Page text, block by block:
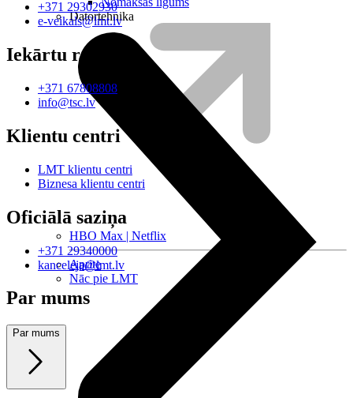
HBO Max | Netflix
Aprite
Nāc pie LMT
Datortehnika
+371 29302930
e-veikals@lmt.lv
Iekārtu remonts
+371 67808808
info@tsc.lv
Klientu centri
LMT klientu centri
Biznesa klientu centri
Oficiālā saziņa
+371 29340000
kanceleja@lmt.lv
Par mums
Par mums